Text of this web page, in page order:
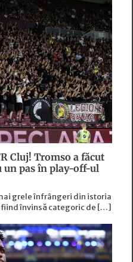
Cluj! Tromso a făcut
un pas în play-off-ul
grele înfrângeri din istoria
învinsă categoric de […]